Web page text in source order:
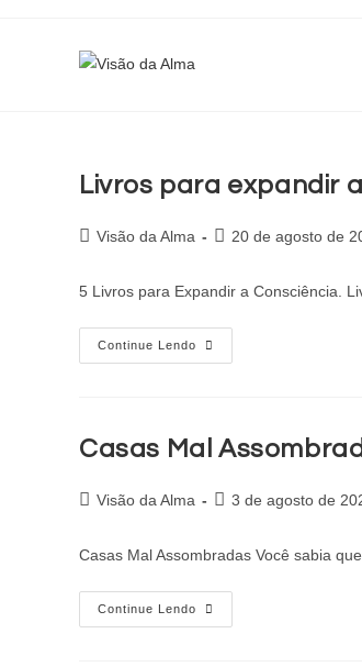
Livros para expandir
Visão da Alma 20 de agosto de
5 Livros para Expandir a Consciência.
Continue Lendo
Casas Mal
Visão da Alma 3 de agosto de
Casas Mal Assombradas Você sabia
Continue Lendo